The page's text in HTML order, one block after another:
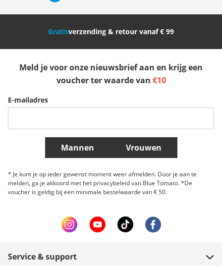
Nederland Italia (Italiano) Italien (Deutsch)
België (Nederlands)
Belgique (Français) Danmark Norge
Meer landen
Gratisverzending & retour vanaf € 99
Meld je voor onze nieuwsbrief aan en krijg een
voucher ter waarde van €10
E-mailadres
Mannen Vrouwen
* Je kunt je op ieder gewenst moment weer afmelden. Door je aan te
melden, ga je akkoord met het privacybeleid van Blue Tomato. *De
voucher is geldig bij een minimale bestelwaarde van € 50.
Service & support